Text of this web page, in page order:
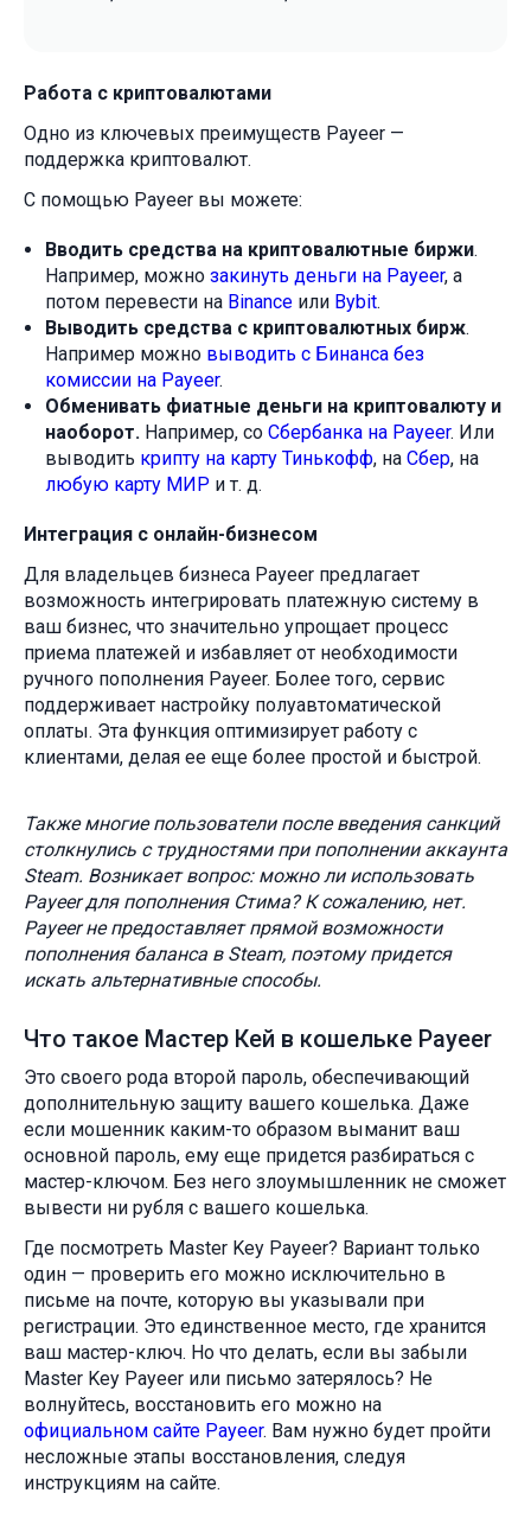
Работа с криптовалютами
Одно из ключевых преимуществ Payeer —
поддержка криптовалют.
С помощью Payeer вы можете:
Вводить средства на криптовалютные биржи.
Например, можно закинуть деньги на Payeer, а
потом перевести на Binance или Bybit.
Выводить средства с криптовалютных бирж.
Например можно выводить с Бинанса без
комиссии на Payeer.
Обменивать фиатные деньги на криптовалюту и
наоборот. Например, со Сбербанка на Payeer. Или
выводить крипту на карту Тинькофф, на Сбер, на
любую карту МИР и т. д.
Интеграция с онлайн-бизнесом
Для владельцев бизнеса Payeer предлагает
возможность интегрировать платежную систему в
ваш бизнес, что значительно упрощает процесс
приема платежей и избавляет от необходимости
ручного пополнения Payeer. Более того, сервис
поддерживает настройку полуавтоматической
оплаты. Эта функция оптимизирует работу с
клиентами, делая ее еще более простой и быстрой.
Также многие пользователи после введения санкций
столкнулись с трудностями при пополнении аккаунта
Steam. Возникает вопрос: можно ли использовать
Payeer для пополнения Стима? К сожалению, нет.
Payeer не предоставляет прямой возможности
пополнения баланса в Steam, поэтому придется
искать альтернативные способы.
Что такое Мастер Кей в кошельке Payeer
Это своего рода второй пароль, обеспечивающий
дополнительную защиту вашего кошелька. Даже
если мошенник каким-то образом выманит ваш
основной пароль, ему еще придется разбираться с
мастер-ключом. Без него злоумышленник не сможет
вывести ни рубля с вашего кошелька.
Где посмотреть Master Key Payeer? Вариант только
один — проверить его можно исключительно в
письме на почте, которую вы указывали при
регистрации. Это единственное место, где хранится
ваш мастер-ключ. Но что делать, если вы забыли
Master Key Payeer или письмо затерялось? Не
волнуйтесь, восстановить его можно на
официальном сайте Payeer. Вам нужно будет пройти
несложные этапы восстановления, следуя
инструкциям на сайте.